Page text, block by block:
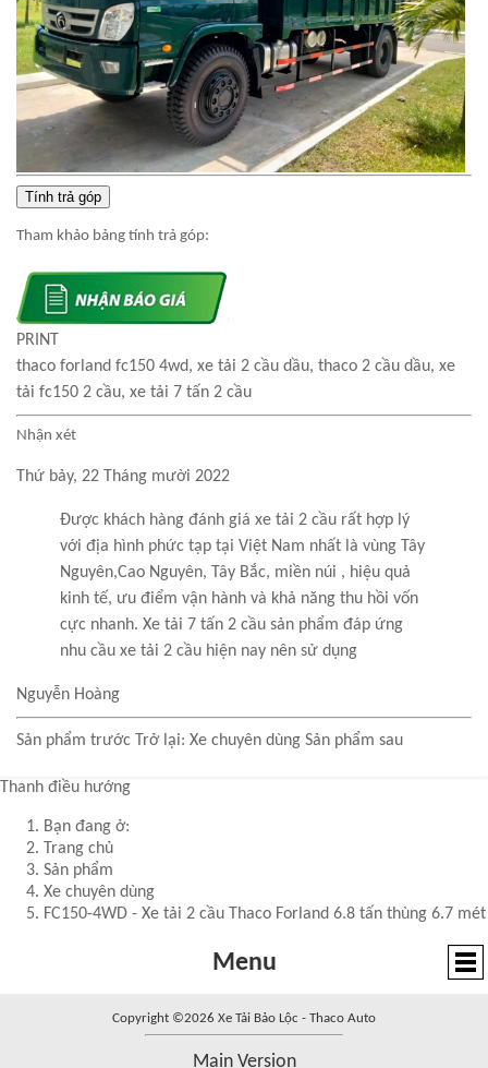
Tính trả góp
Tham khảo bảng tính trả góp:
PRINT
thaco forland fc150 4wd, xe tải 2 cầu dầu, thaco 2 cầu dầu, xe
tải fc150 2 cầu, xe tải 7 tấn 2 cầu
Nhận xét
Thứ bảy, 22 Tháng mười 2022
Được khách hàng đánh giá xe tải 2 cầu rất hợp lý
với địa hình phức tạp tại Việt Nam nhất là vùng Tây
Nguyên,Cao Nguyên, Tây Bắc, miền núi , hiệu quả
kinh tế, ưu điểm vận hành và khả năng thu hồi vốn
cực nhanh. Xe tải 7 tấn 2 cầu sản phẩm đáp ứng
nhu cầu xe tải 2 cầu hiện nay nên sử dụng
Nguyễn Hoàng
Sản phẩm trước Trở lại: Xe chuyên dùng Sản phẩm sau
Thanh điều hướng
Bạn đang ở:
Trang chủ
Sản phẩm
Xe chuyên dùng
FC150-4WD - Xe tải 2 cầu Thaco Forland 6.8 tấn thùng 6.7 mét
Menu
Copyright ©2026 Xe Tải Bảo Lộc - Thaco Auto
Main Version